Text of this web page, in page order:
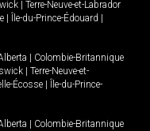
Terre-Neuve-et-Labrador
Île-du-Prince-Édouard
Colombie-Britannique
Terre-Neuve-et-
Écosse
Île-du-Prince-
Colombie-Britannique